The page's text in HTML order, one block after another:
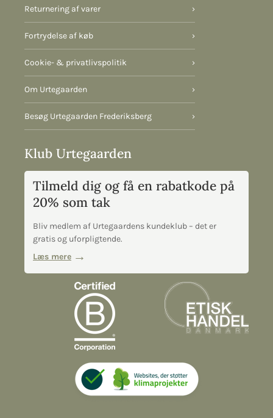
Returnering af varer ›
Fortrydelse af køb ›
Cookie- & privatlivspolitik ›
Om Urtegaarden ›
Besøg Urtegaarden Frederiksberg ›
Klub Urtegaarden
Tilmeld dig og få en rabatkode på
20% som tak
Bliv medlem af Urtegaardens kundeklub – det er
gratis og uforpligtende.
Læs mere